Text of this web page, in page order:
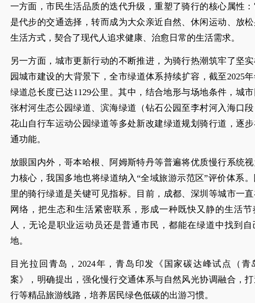
一方面，市民生活品质的迭代升级，重塑了骑行的核心属性
是代步的交通选择，转而成为大众亲近自然、休闲运动、放
生活方式，契合了现代人追求健康、治愈日常的生活需求。
另一方面，城市更新行动的不断推进，为骑行热潮筑牢了坚
园城市建设的大背景下，全市绿道体系持续扩容，截至2025
绿道总长度已达1129公里。其中，结合地形与场地条件，城
张村河生态公园绿道、滨海绿道（钻石公园至李村河入海口
花山自行车运动公园绿道等多处新改建绿道规划骑行道，逐
通功能。
放眼国内外，哥本哈根、阿姆斯特丹等普遍将优质慢行系统
力核心，我国多地也将绿道纳入“全域旅游示范区”评价体系
里的骑行绿道是关键可见指标。目前，成都、深圳等城市一
网络，把生态和生活紧密联系，形成一种既快又静的生活节
人，无论是职业运动员还是普通市民，都能在绿道中找到自
地。
目光拉回青岛，2024年，青岛印发《国家碳达峰试点（青
案》，明确提出，强化慢行交通体系与自然风光协调融合，
行等精品旅游线路，培养居民绿色低碳的出游习惯。